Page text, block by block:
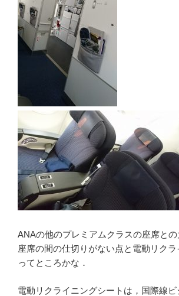
ANAの他のプレミアムクラスの座席との
座席の間の仕切りがない点と電動リクラ
ってところかな．
電動リクライニングシートは，国際線ビ